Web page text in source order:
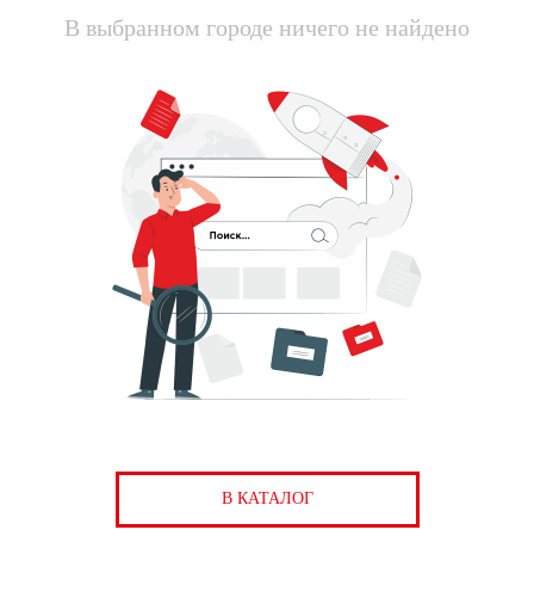
В выбранном городе ничего не найдено
В КАТАЛОГ